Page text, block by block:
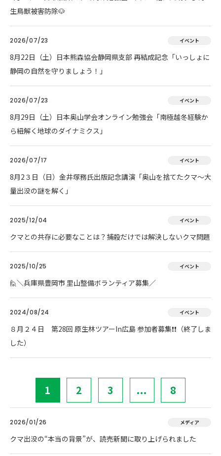
生鳥獣被害防除🐶
2026/07/23 イベント
8月22日（土）日本熊森協会静岡県支部 再結成記念「いっしょに
静岡の自然を守りましょう！」
2026/07/23 イベント
8月29日（土）日本奥山学会オンライン勉強会「南極越冬経験か
ら紐解く地球のダイナミクス」
2026/07/17 イベント
8月2３日（日）金井塚務氏出版記念講演「奥山を捨てたクマ～大
量出没の謎を解く」
2025/12/04 イベント
クマとの共存に必要なことは？捕殺だけでは解決しないクマ問題
2025/10/25 イベント
🙋＼兵庫県豊岡市 里山整備ボランティア募集／
2024/08/24 イベント
８月２４日 第28回 原生林ツアーIn広島 参加者募集❗❗（終了しま
した）
1 2 3 ... 8
2026/01/26 メディア
クマ出没の“本当の背景”が、読売新聞に取り上げられました